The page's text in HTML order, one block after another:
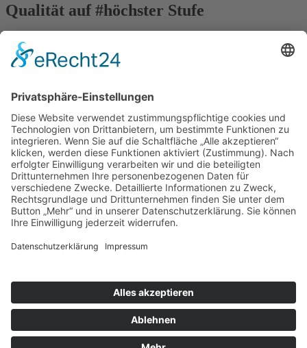
Qualität auf #höchster Stufe
Daten checken, korrigieren, ausschießen und rippen – in der
Druckvorstufe entscheidet sich bereits, was am Ende des
Druckprozesses herauskommt. Damit das Endergebnis mit dem
Technik: Software-Pakete von One Vision, den aktuellsten AGFA-
Apogee-Workflow und natürlich auf hochautomatisierte, präzise und
umweltfreundliche Thermoplattenbelichtung via CTP (Computer to
Plate). So erzielen wir Spitzenqualität mit den geringsten
Abweichungs- und Schwankungstoleranzen – zertifiziert nach
Premium PSO (Premium Prozess Standard Offsetdruck).
Navigation überspringen
|
Datenschutz
AGB
Sitemap